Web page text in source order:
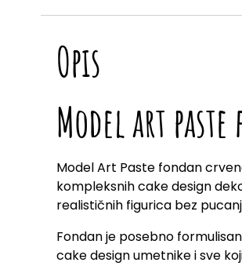
Opis
Model art
Model Art Paste fondan
kompleksnih cake design
realističnih figurica bez
Fondan je posebno
cake design umetnike i sve